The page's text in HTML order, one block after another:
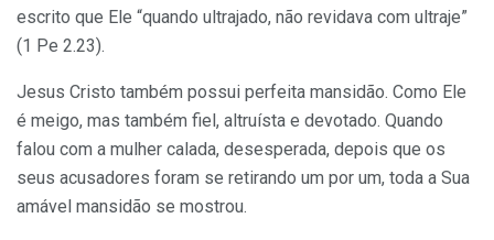
escrito que Ele “quando ultrajado, não revidava com ultraje”
(1 Pe 2.23).
Jesus Cristo também possui perfeita mansidão. Como Ele
é meigo, mas também fiel, altruísta e devotado. Quando
falou com a mulher calada, desesperada, depois que os
seus acusadores foram se retirando um por um, toda a Sua
amável mansidão se mostrou.